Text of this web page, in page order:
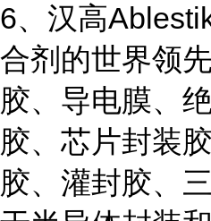
6、汉高
合剂的世界领
胶、导电膜、
胶、芯片封装
胶、灌封胶、